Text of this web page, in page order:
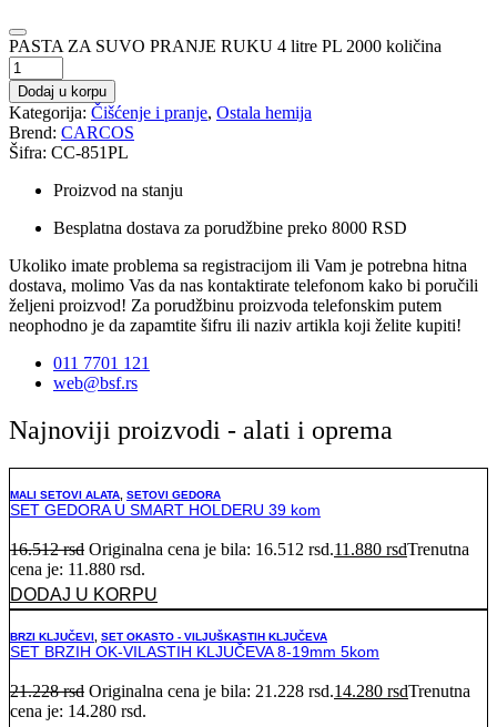
PASTA ZA SUVO PRANJE RUKU 4 litre PL 2000 količina
Dodaj u korpu
Kategorija: Čišćenje i pranje, Ostala hemija
Brend: CARCOS
Šifra: CC-851PL
Proizvod na stanju
Besplatna dostava za porudžbine preko 8000 RSD
Ukoliko imate problema sa registracijom ili Vam je potrebna hitna
dostava, molimo Vas da nas kontaktirate telefonom kako bi poručili
željeni proizvod! Za porudžbinu proizvoda telefonskim putem
neophodno je da zapamtite šifru ili naziv artikla koji želite kupiti!
011 7701 121
web@bsf.rs
Najnoviji proizvodi - alati i oprema
MALI SETOVI ALATA SETOVI GEDORA
SET GEDORA U SMART HOLDERU 39 kom
16.512rsd Originalna cena je bila: 16.512 rsd.11.880 rsdTrenutna
cena je: 11.880 rsd.
DODAJ U KORPU
BRZI KLJUČEVI SET OKASTO - VILJUŠKASTIH KLJUČEVA
SET BRZIH OK-VILASTIH KLJUČEVA 8-19mm 5kom
21.228rsd Originalna cena je bila: 21.228 rsd.14.280 rsdTrenutna
cena je: 14.280 rsd.